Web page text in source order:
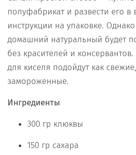
полуфабрикат и развести его в
инструкции на упаковке.
домашний натуральный будет
без красителей и
для киселя подойдут как
замороженные.
Ингредиенты
300 гр клюквы
150 гр сахара